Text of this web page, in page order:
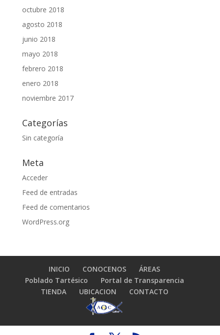
octubre 2018
agosto 2018
junio 2018
mayo 2018
febrero 2018
enero 2018
noviembre 2017
Categorías
Sin categoría
Meta
Acceder
Feed de entradas
Feed de comentarios
WordPress.org
INICIO CONOCENOS
ÁREAS
Poblado Tartésico
Portal de Transparencia
TIENDA
UBICACION CONTACTO